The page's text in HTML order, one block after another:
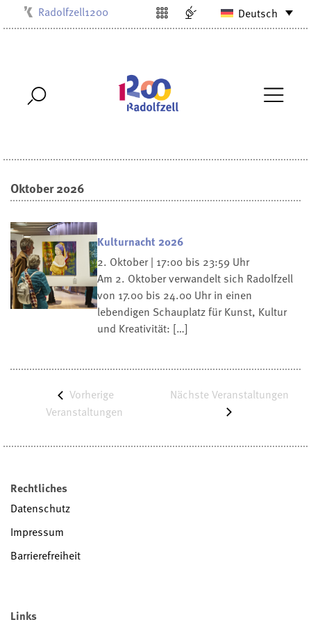
Musikschule
Stadtbibliothek
Villa Bosch
Radolfzell1200 Deutsch
Oktober 2026
Kulturnacht 2026
2. Oktober | 17:00 bis 23:59 Uhr
Am 2. Oktober verwandelt sich Radolfzell
von 17.00 bis 24.00 Uhr in einen
lebendigen Schauplatz für Kunst, Kultur
und Kreativität: […]
Vorherige
Veranstaltungen
Nächste Veranstaltungen
Rechtliches
Datenschutz
Impressum
Barrierefreiheit
Links